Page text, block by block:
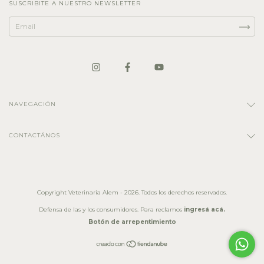
SUSCRIBITE A NUESTRO NEWSLETTER
NAVEGACIÓN
CONTACTÁNOS
Copyright Veterinaria Alem - 2026. Todos los derechos reservados.
Defensa de las y los consumidores. Para reclamos ingresá acá.
Botón de arrepentimiento